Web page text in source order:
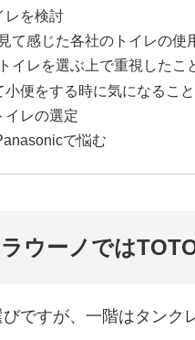
レを検討
て感じた各社のトイレの使
イレを選ぶ上で重視したこ
小便をする時に気になること
イレの選定
で悩む
ウーノでは
ですが、一階はタンク